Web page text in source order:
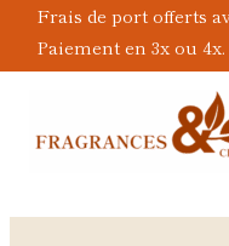
Aller
contenu
Frais de port offerts
Paiement en 3x ou 4x.